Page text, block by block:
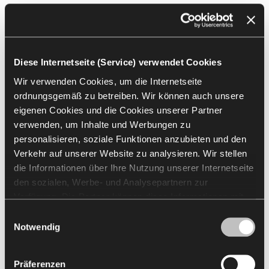
Diese Internetseite (Service) verwendet Cookies
Wir verwenden Cookies, um die Internetseite
ordnungsgemäß zu betreiben. Wir können auch unsere
eigenen Cookies und die Cookies unserer Partner
verwenden, um Inhalte und Werbungen zu
personalisieren, soziale Funktionen anzubieten und den
Verkehr auf unserer Website zu analysieren. Wir stellen
die Informationen über Ihre Nutzung unserer Internetseite
den sozialen, Werbe- und Analysepartnern zur
Verfügung. Die Partner können diese Informationen mit
erhaltenen Daten kombinieren. Die Verwendung von
Statistik-, Marketing- und Benutzerpräferenzen-Cookies
erfordert Ihre Zustimmung, welche Sie durch das Klicken
Notwendig
Präferenzen
2D & 3D
Alle auswählen(12) Auswahl löschen